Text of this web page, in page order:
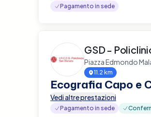
Pagamento in sede
GSD -
Piazza Edmondo
11.2 km
Ecografia Capo e
Vedi altre prestazioni
Pagamento in sede